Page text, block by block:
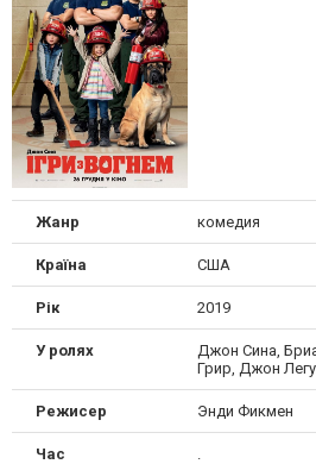
Жанр комедия
Країна США
Рік 2019
У ролях
Джон Сина,
Грир, Джон
Режисер Энди Фикмен
Час